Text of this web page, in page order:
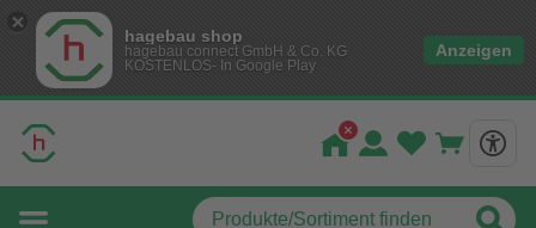
hagebau shop
hagebau connect GmbH & Co. KG
KOSTENLOS- In Google Play
Anzeigen